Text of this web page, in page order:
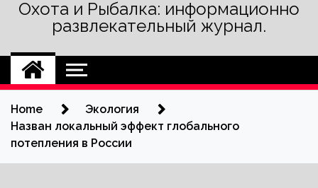
Охота и Рыбалка: информационно
развлекательный журнал.
Home
Экология
Назван локальный эффект глобального
потепления в России